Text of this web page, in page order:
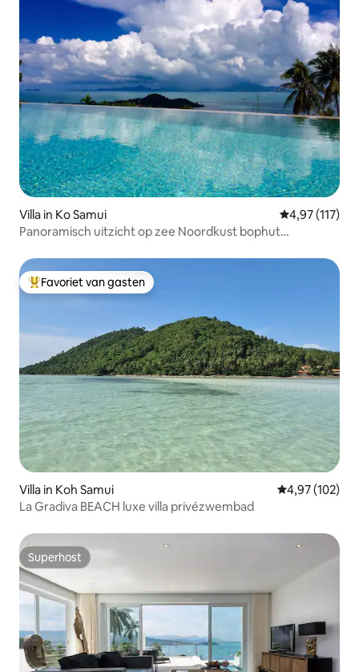
Villa in Ko Samui Gemiddelde
4,97 (117)
Panoramisch uitzicht op zee Noordkust bophut
Topfavoriet van gasten
Favoriet van gasten
Villa in Koh Samui Gemiddelde
4,97 (102)
La Gradiva BEACH luxe villa privézwembad
Superhost
Superhost